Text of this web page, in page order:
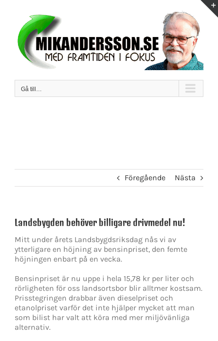
innehållet
Gå till…
Föregående Nästa
Landsbygden behöver billigare drivmedel nu!
Mitt under årets Landsbygdsriksdag nås vi av
ytterligare en höjning av bensinpriset, den femte
höjningen enbart på en vecka.
Bensinpriset är nu uppe i hela 15,78 kr per liter och
rörligheten för oss landsortsbor blir alltmer kostsam.
Prisstegringen drabbar även dieselpriset och
etanolpriset varför det inte hjälper mycket att man
som bilist har valt att köra med mer miljövänliga
alternativ.